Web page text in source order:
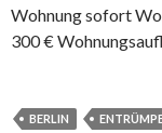
Wohnung sofort
300 €
BERLIN